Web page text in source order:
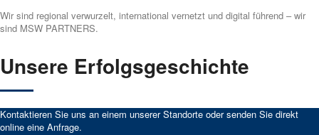
Wir sind regio­nal ver­wur­zelt, inter­na­tio­nal ver­netzt und digi­tal füh­rend – wir
sind MSW PARTNERS.
Unse­re Erfolgs­ge­schich­te
Kon­tak­tie­ren Sie uns an einem unse­rer Stand­or­te oder sen­den Sie direkt
online eine Anfra­ge.